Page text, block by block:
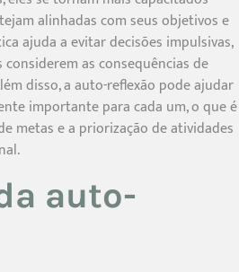
alinhadas com seus objetivos e
ajuda a evitar decisões impulsivas,
as consequências de
disso, a auto-reflexão pode ajudar
importante para cada um, o que é
metas e a priorização de atividades
auto-